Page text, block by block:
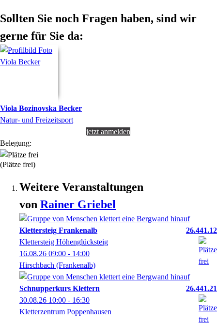
Sollten Sie noch Fragen haben, sind wir
gerne für Sie da:
Viola Bozinovska Becker
Natur- und Freizeitsport
jetzt anmelden
Belegung:
(Plätze frei)
Weitere Veranstaltungen
von Rainer Griebel
Klettersteig Frankenalb
26.441.12
Klettersteig Höhenglücksteig
16.08.26 09:00 - 14:00
Hirschbach (Frankenalb)
Schnupperkurs Klettern
26.441.21
30.08.26 10:00 - 16:30
Kletterzentrum Poppenhausen